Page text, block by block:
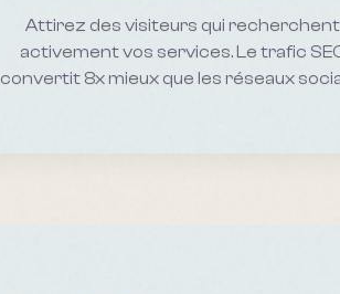
Attirez des visiteurs qui recherchent
activement vos services. Le trafic
convertit 8x mieux que les réseaux